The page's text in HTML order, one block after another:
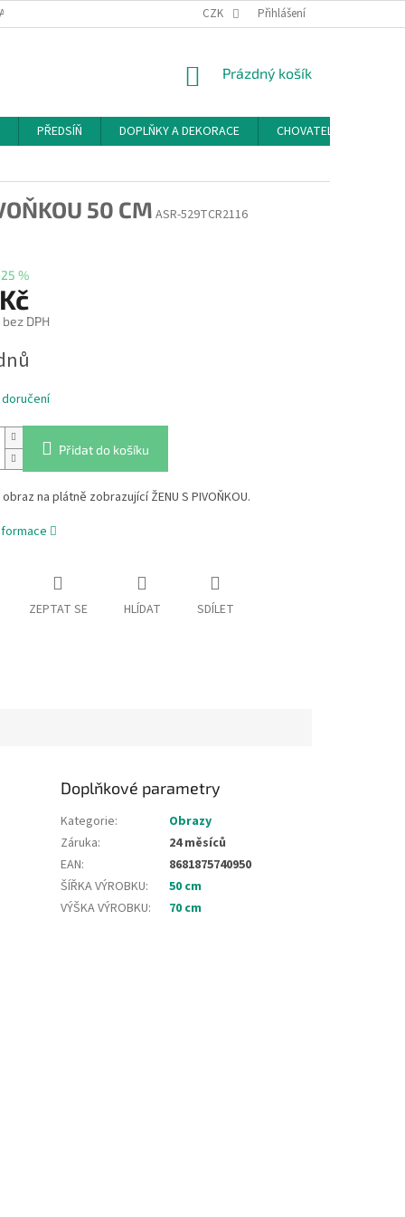
A ODSTOUPENÍ OD SMLOUVY PODMÍNKY OCHRANY OSOBNÍCH ÚDAJŮ
CZK Přihlášení
NÁKUPNÍ
Prázdný košík
PŘEDSÍŇ DOPLŇKY A DEKORACE CHOVATELSKÉ
50 CM ASR-529TCR2116
%
DPH
Přidat do košíku
na plátně zobrazující ŽENU S PIVOŇKOU.
ZEPTAT SE HLÍDAT SDÍLET
Doplňkové parametry
Kategorie:
Obrazy
Záruka:
24 měsíců
EAN:
8681875740950
ŠÍŘKA VÝROBKU:
50 cm
VÝŠKA VÝROBKU: 70 cm